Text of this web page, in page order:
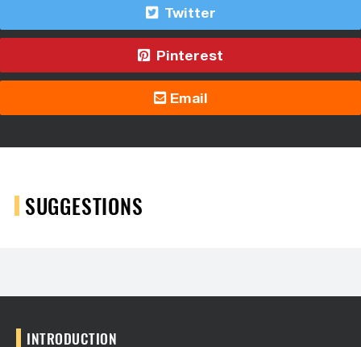
Twitter
Pinterest
Email
SUGGESTIONS
INTRODUCTION